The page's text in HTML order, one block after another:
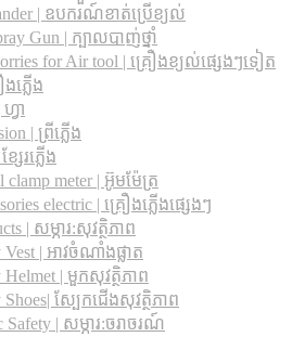
| ឧបករណ៍ខាត់ប្រើខ្យល់
Gun | ក្បាលបាញ់ថ្នាំ
for Air tool | គ្រឿងខ្យល់ផ្សេងៗទៀត
ភ្លើង
វា
| ព្រីភ្លើង
ែរភ្លើង
clamp meter | អ៊ូមម៉ែត្រ
electric | គ្រឿងភ្លើងផ្សេងៗ
| សម្ភារ:សុវត្ថិភាព
Vest | អាវចំណាំងផ្លាត
Helmet | មួកសុវត្ថិភាព
Shoes| ស្បែកជើងសុវត្ថិភាព
Safety​ | សម្ភារ:ចរាចរណ៍